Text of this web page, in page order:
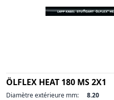
ÖLFLEX HEAT 180 MS 2X1
Diamètre extérieure mm:
8.20